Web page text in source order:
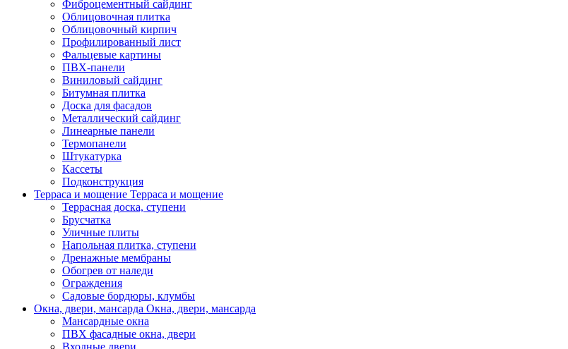
Фиброцементный сайдинг
Облицовочная плитка
Облицовочный кирпич
Профилированный лист
Фальцевые картины
ПВХ-панели
Виниловый сайдинг
Битумная плитка
Доска для фасадов
Металлический сайдинг
Линеарные панели
Термопанели
Штукатурка
Кассеты
Подконструкция
Терраса и мощение Терраса и мощение
Террасная доска, ступени
Брусчатка
Уличные плиты
Напольная плитка, ступени
Дренажные мембраны
Обогрев от наледи
Ограждения
Садовые бордюры, клумбы
Окна, двери, мансарда Окна, двери, мансарда
Мансардные окна
ПВХ фасадные окна, двери